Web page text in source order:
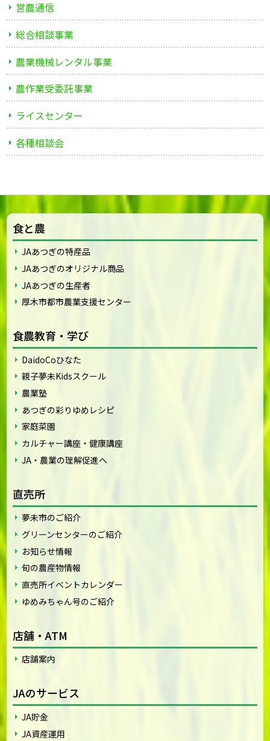
営農通信
総合相談事業
農業機械レンタル事業
農作業受委託事業
ライスセンター
各種相談会
食と農
JAあつぎの特産品
JAあつぎのオリジナル商品
JAあつぎの生産者
厚木市都市農業支援センター
食農教育・学び
DaidoCoひなた
親子夢未Kidsスクール
農業塾
あつぎの彩りゆめレシピ
家庭菜園
カルチャー講座・健康講座
JA・農業の理解促進へ
直売所
夢未市のご紹介
グリーンセンターのご紹介
お知らせ情報
旬の農産物情報
直売所イベントカレンダー
ゆめみちゃん号のご紹介
店舗・ATM
店舗案内
JAのサービス
JA貯金
JA資産運用